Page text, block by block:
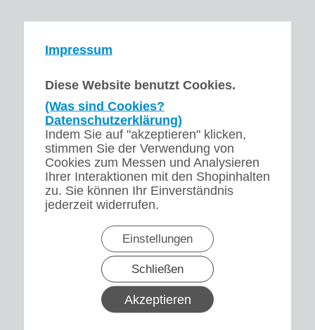
Impressum
Diese Website benutzt Cookies.
(Was sind Cookies?
Datenschutzerklärung)
Indem Sie auf "akzeptieren" klicken,
stimmen Sie der Verwendung von
Cookies zum Messen und Analysieren
Ihrer Interaktionen mit den Shopinhalten
zu. Sie können Ihr Einverständnis
jederzeit widerrufen.
Einstellungen
Schließen
Akzeptieren